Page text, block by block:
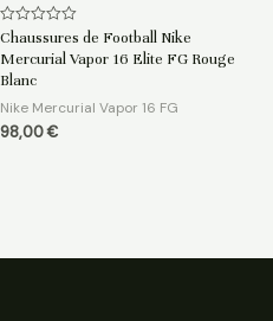
Note
sur
5
Chaussures de Football Nike
Mercurial Vapor 16 Elite FG Rouge
Blanc
Nike Mercurial Vapor 16 FG
98,00€